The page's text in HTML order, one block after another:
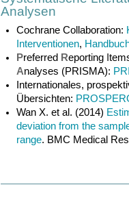
Analysen
Cochrane Collaboration:
Interventionen,
Preferred Reporting I
Analyses (PRISMA):
Internationales,
Übersichten:
Wan X. et al. (2014)
deviation from the
range. BMC Medical